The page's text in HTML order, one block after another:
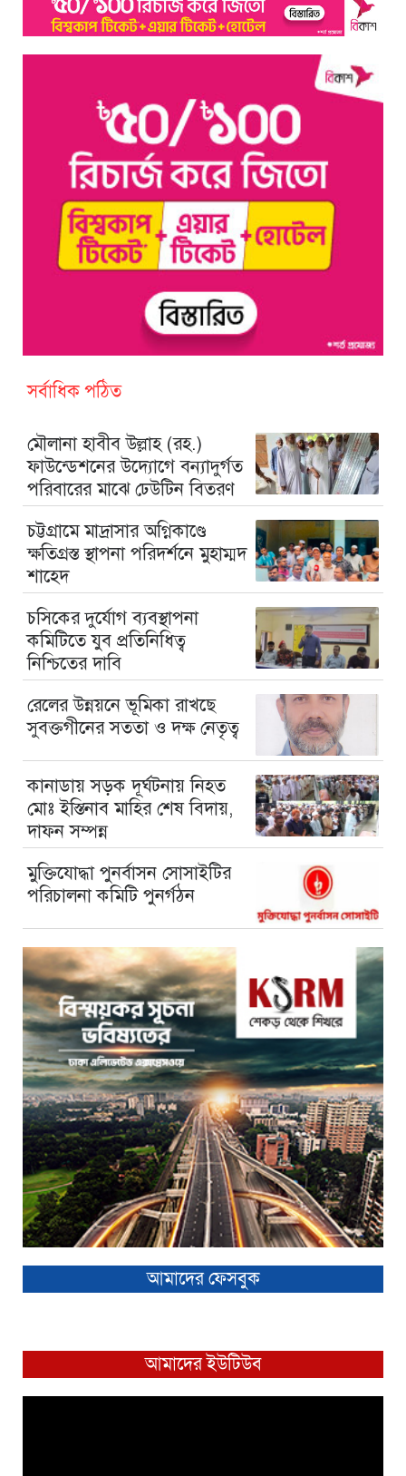
সর্বাধিক পঠিত
মৌলানা হাবীব উল্লাহ (রহ.)
ফাউন্ডেশনের উদ্যোগে বন্যাদুর্গত
পরিবারের মাঝে ঢেউটিন বিতরণ
চট্টগ্রামে মাদ্রাসার অগ্নিকাণ্ডে
ক্ষতিগ্রস্ত স্থাপনা পরিদর্শনে মুহাম্মদ
শাহেদ
চসিকের দুর্যোগ ব্যবস্থাপনা
কমিটিতে যুব প্রতিনিধিত্ব
নিশ্চিতের দাবি
রেলের উন্নয়নে ভূমিকা রাখছে
সুবক্তগীনের সততা ও দক্ষ নেতৃত্ব
কানাডায় সড়ক দূর্ঘটনায় নিহত
মোঃ ইস্তিনাব মাহির শেষ বিদায়,
দাফন সম্পন্ন
মুক্তিযোদ্ধা পুনর্বাসন সোসাইটির
পরিচালনা কমিটি পুনর্গঠন
আমাদের ফেসবুক
আমাদের ইউটিউব